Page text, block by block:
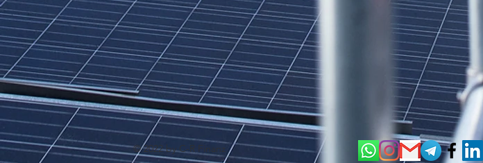
© 2022 by C-R Finanz